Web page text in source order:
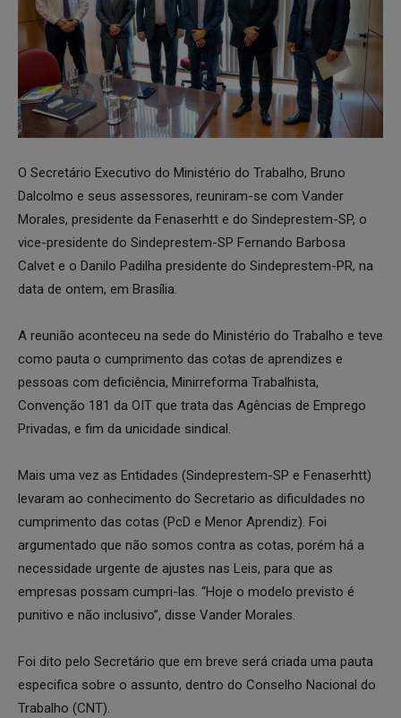
O Secretário Executivo do Ministério do Trabalho, Bruno
Dalcolmo e seus assessores, reuniram-se com Vander
Morales, presidente da Fenaserhtt e do Sindeprestem-SP, o
vice-presidente do Sindeprestem-SP Fernando Barbosa
Calvet e o Danilo Padilha presidente do Sindeprestem-PR, na
data de ontem, em Brasília.
A reunião aconteceu na sede do Ministério do Trabalho e teve
como pauta o cumprimento das cotas de aprendizes e
pessoas com deficiência, Minirreforma Trabalhista,
Convenção 181 da OIT que trata das Agências de Emprego
Privadas, e fim da unicidade sindical.
Mais uma vez as Entidades (Sindeprestem-SP e Fenaserhtt)
levaram ao conhecimento do Secretario as dificuldades no
cumprimento das cotas (PcD e Menor Aprendiz). Foi
argumentado que não somos contra as cotas, porém há a
necessidade urgente de ajustes nas Leis, para que as
empresas possam cumpri-las. “Hoje o modelo previsto é
punitivo e não inclusivo”, disse Vander Morales.
Foi dito pelo Secretário que em breve será criada uma pauta
especifica sobre o assunto, dentro do Conselho Nacional do
Trabalho (CNT).